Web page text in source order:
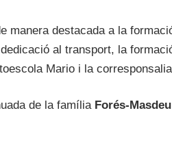
manera destacada a la
al transport, la
Mario i la
de la família Forés-Masdeu